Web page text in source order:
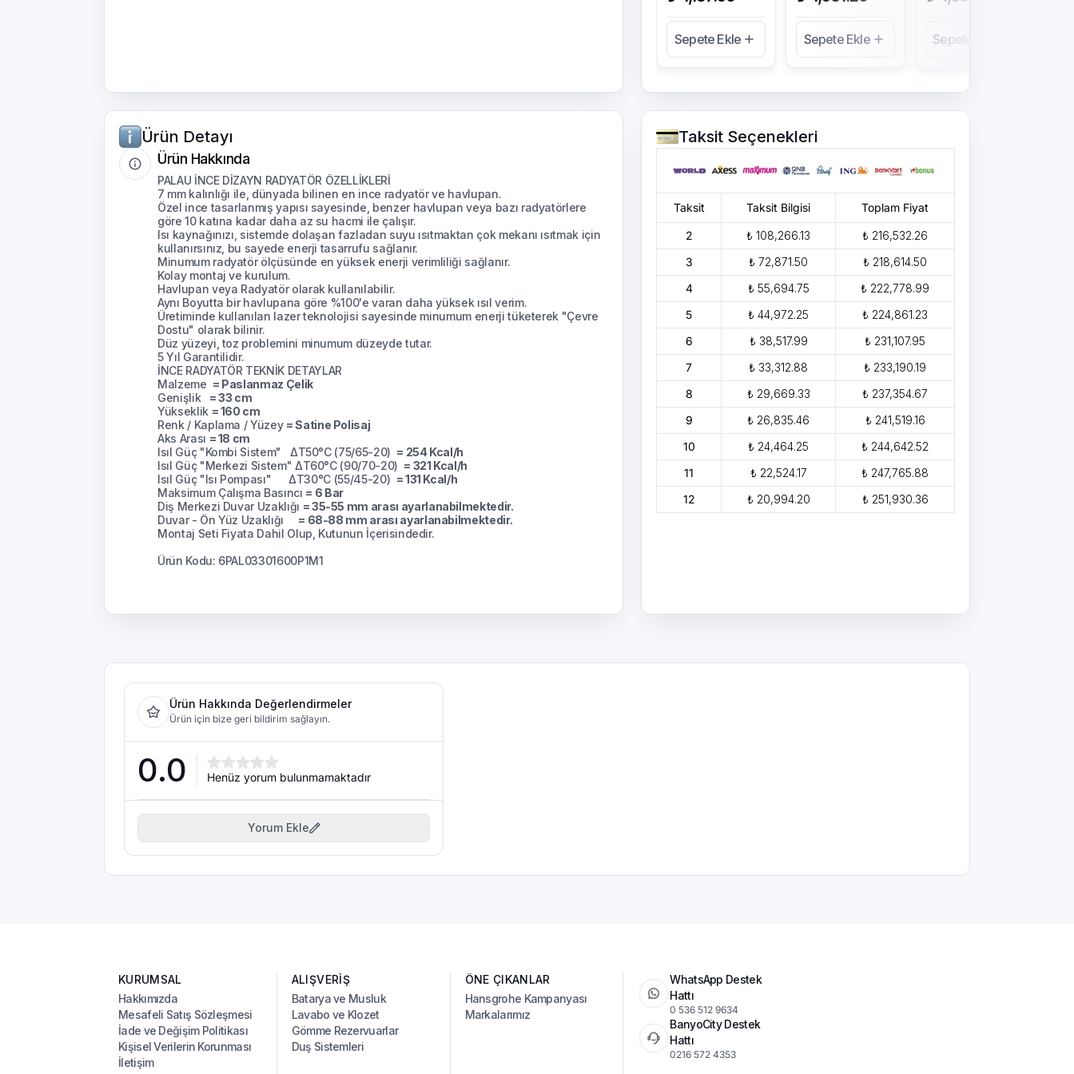
Sepete Ekle Sepete Ekle Sepete Ekle
Ürün Detayı
Ürün Hakkında
PALAU İNCE DİZAYN RADYATÖR ÖZELLİKLERİ
7 mm kalınlığı ile, dünyada bilinen en ince radyatör ve havlupan.
Özel ince tasarlanmış yapısı sayesinde, benzer havlupan veya bazı radyatörlere
göre 10 katına kadar daha az su hacmi ile çalışır.
Isı kaynağınızı, sistemde dolaşan fazladan suyu ısıtmaktan çok mekanı ısıtmak için
kullanırsınız, bu sayede enerji tasarrufu sağlanır.
Minumum radyatör ölçüsünde en yüksek enerji verimliliği sağlanır.
Kolay montaj ve kurulum.
Havlupan veya Radyatör olarak kullanılabilir.
Aynı Boyutta bir havlupana göre %100'e varan daha yüksek ısıl verim.
Üretiminde kullanılan lazer teknolojisi sayesinde minumum enerji tüketerek "Çevre
Dostu" olarak bilinir.
Düz yüzeyi, toz problemini minumum düzeyde tutar.
5 Yıl Garantilidir.
İNCE RADYATÖR TEKNİK DETAYLAR
Malzeme = Paslanmaz Çelik
Genişlik = 33 cm
Yükseklik = 160 cm
Renk / Kaplama / Yüzey = Satine Polisaj
Aks Arası = 18 cm
Isıl Güç "Kombi Sistem" ΔT50°C (75/65-20) = 254 Kcal/h
Isıl Güç "Merkezi Sistem" ΔT60°C (90/70-20) = 321 Kcal/h
Isıl Güç "Isı Pompası" ΔT30°C (55/45-20) = 131 Kcal/h
Maksimum Çalışma Basıncı = 6 Bar
Diş Merkezi Duvar Uzaklığı = 35-55 mm arası ayarlanabilmektedir.
Duvar - Ön Yüz Uzaklığı = 68-88 mm arası ayarlanabilmektedir.
Montaj Seti Fiyata Dahil Olup, Kutunun İçerisindedir.
Ürün Kodu: 6PAL03301600P1M1
Taksit Seçenekleri
Taksit Taksit Bilgisi Toplam Fiyat
2 ₺ 108,266.13
₺ 216,532.26
3
₺ 72,871.50
₺ 218,614.50
4
₺ 55,694.75
₺ 222,778.99
5
₺ 44,972.25
₺ 224,861.23
6
₺ 38,517.99
₺ 231,107.95
7
₺ 33,312.88
₺ 233,190.19
8
₺ 29,669.33
₺ 237,354.67
9
₺ 26,835.46
₺ 241,519.16
10
₺ 24,464.25
₺ 244,642.52
11
₺ 22,524.17
₺ 247,765.88
12
₺ 20,994.20 ₺ 251,930.36
Ürün Hakkında Değerlendirmeler
Ürün için bize geri bildirim sağlayın.
0.0 Henüz yorum bulunmamaktadır
Yorum Ekle
KURUMSAL
Hakkımızda
Mesafeli Satış Sözleşmesi
İade ve Değişim Politikası
Kişisel Verilerin Korunması
İletişim
ALIŞVERİŞ
Batarya ve Musluk
Lavabo ve Klozet
Gömme Rezervuarlar
Duş Sistemleri
ÖNE ÇIKANLAR
Hansgrohe Kampanyası
Markalarımız
WhatsApp Destek
Hattı
0 536 512 9634
BanyoCity Destek
Hattı
0216 572 4353